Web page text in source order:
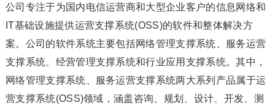
公司专注于为国内电信运营商和大型企业客户的信息网络和
IT基础设施提供运营支撑系统(OSS)的软件和整体解决方
案。公司的软件系统主要包括网络管理支撑系统、服务运营
支撑系统、经营管理支撑系统和行业应用支撑系统。其中，
网络管理支撑系统、服务运营支撑系统两大系列产品属于运
营支撑系统(OSS)领域，涵盖咨询、规划、设计、开发、测